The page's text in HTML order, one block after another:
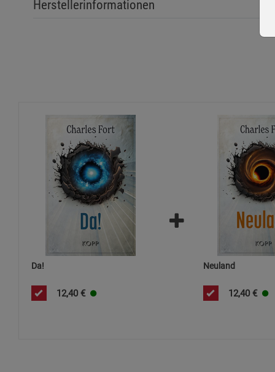
Herstellerinformationen
Da!
12,40 €
Neuland
12,40 €